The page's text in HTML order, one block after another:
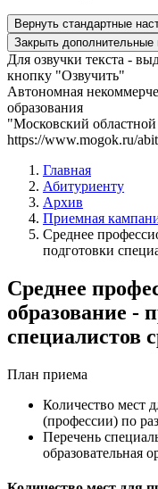
Вернуть стандартные
Закрыть дополнительные
Для озвучки текста -
кнопку "Озвучить"
Автономная
образования
"Московский
https://www.mogok.ru/
Главная
Абитуриенту
Архив
Приемная
Среднее
подготовки
Среднее
образование -
специалистов
План приема
Количество мест
(профессии) по
Перечень
образовательная